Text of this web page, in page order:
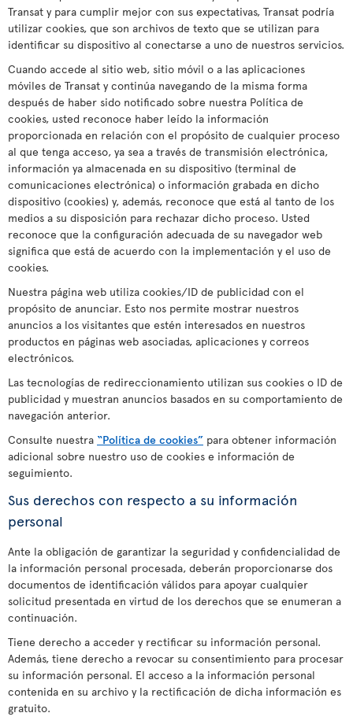
Transat y para cumplir mejor con sus expectativas, Transat podría
utilizar cookies, que son archivos de texto que se utilizan para
identificar su dispositivo al conectarse a uno de nuestros servicios.
Cuando accede al sitio web, sitio móvil o a las aplicaciones
móviles de Transat y continúa navegando de la misma forma
después de haber sido notificado sobre nuestra Política de
cookies, usted reconoce haber leído la información
proporcionada en relación con el propósito de cualquier proceso
al que tenga acceso, ya sea a través de transmisión electrónica,
información ya almacenada en su dispositivo (terminal de
comunicaciones electrónica) o información grabada en dicho
dispositivo (cookies) y, además, reconoce que está al tanto de los
medios a su disposición para rechazar dicho proceso. Usted
reconoce que la configuración adecuada de su navegador web
significa que está de acuerdo con la implementación y el uso de
cookies.
Nuestra página web utiliza cookies/ID de publicidad con el
propósito de anunciar. Esto nos permite mostrar nuestros
anuncios a los visitantes que estén interesados en nuestros
productos en páginas web asociadas, aplicaciones y correos
electrónicos.
Las tecnologías de redireccionamiento utilizan sus cookies o ID de
publicidad y muestran anuncios basados en su comportamiento de
navegación anterior.
Consulte nuestra “Política de cookies” para obtener información
adicional sobre nuestro uso de cookies e información de
seguimiento.
Sus derechos con respecto a su información
personal
Ante la obligación de garantizar la seguridad y confidencialidad de
la información personal procesada, deberán proporcionarse dos
documentos de identificación válidos para apoyar cualquier
solicitud presentada en virtud de los derechos que se enumeran a
continuación.
Tiene derecho a acceder y rectificar su información personal.
Además, tiene derecho a revocar su consentimiento para procesar
su información personal. El acceso a la información personal
contenida en su archivo y la rectificación de dicha información es
gratuito.